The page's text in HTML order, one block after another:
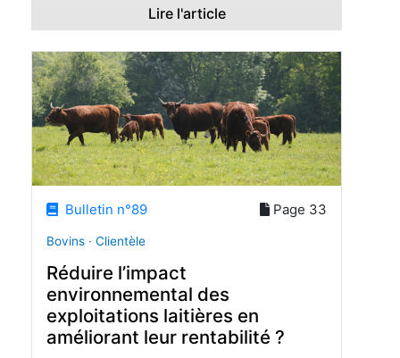
Lire l'article
Bulletin n°89 Page 33
Bovins · Clientèle
Réduire l’impact
environnemental des
exploitations laitières en
améliorant leur rentabilité ?